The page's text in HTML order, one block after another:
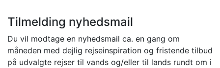
Tilmelding nyhedsmail
Du vil modtage en nyhedsmail ca. en gang om
måneden med dejlig rejseinspiration og fristende tilbud
på udvalgte rejser til vands og/eller til lands rundt om i